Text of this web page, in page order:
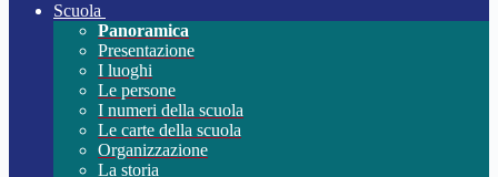
Scuola
Panoramica
Presentazione
I luoghi
Le persone
I numeri della scuola
Le carte della scuola
Organizzazione
La storia